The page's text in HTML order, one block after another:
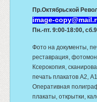
Пр.Октябрьской
image-
Пн.-пт. 9:00-18:00,
Фото на документы,
реставрация,
Ксерокопия,
печать плакатов А2,
Оперативная
плакаты, открытки,